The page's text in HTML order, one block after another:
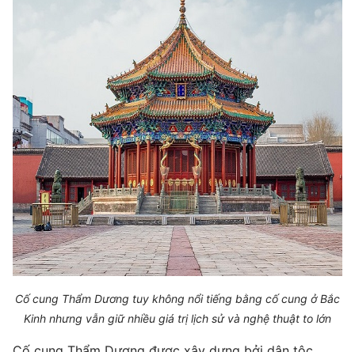
Cố cung Thẩm Dương tuy không nổi tiếng bằng cố cung ở Bắc
Kinh nhưng vẫn giữ nhiều giá trị lịch sử và nghệ thuật to lớn